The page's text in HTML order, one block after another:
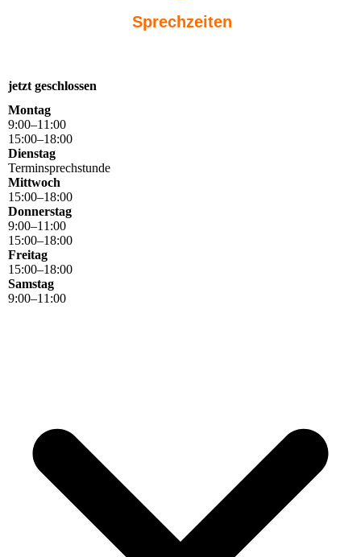
Sprechzeiten
jetzt geschlossen
Montag
9:00–11 :00
15:00–18:00
Dienstag
Terminsprechstunde
Mittwoch
15:00–18:00
Donnerstag
9:00–11 :00
15:00–18:00
Freitag
15:00–18:00
Samstag
9:00–11 :00